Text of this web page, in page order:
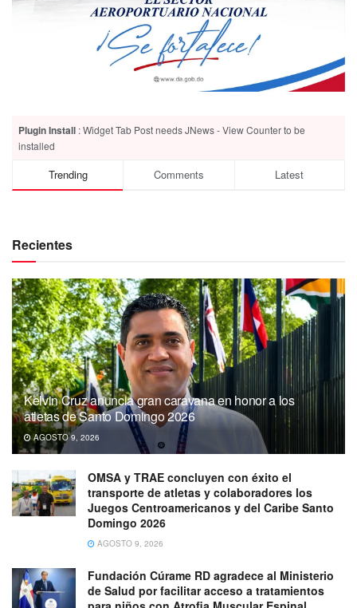
Plugin Install : Widget Tab Post needs JNews - View Counter to be
installed
Trending Comments Latest
Recientes
Kelvin Cruz anuncia gran caravana en honor a los
atletas de Santo Domingo 2026
AGOSTO 9, 2026
OMSA y TRAE concluyen con éxito el
transporte de atletas y colaboradores los
Juegos Centroamericanos y del Caribe Santo
Domingo 2026
AGOSTO 9, 2026
Fundación Cúrame RD agradece al Ministerio
de Salud por facilitar acceso a tratamientos